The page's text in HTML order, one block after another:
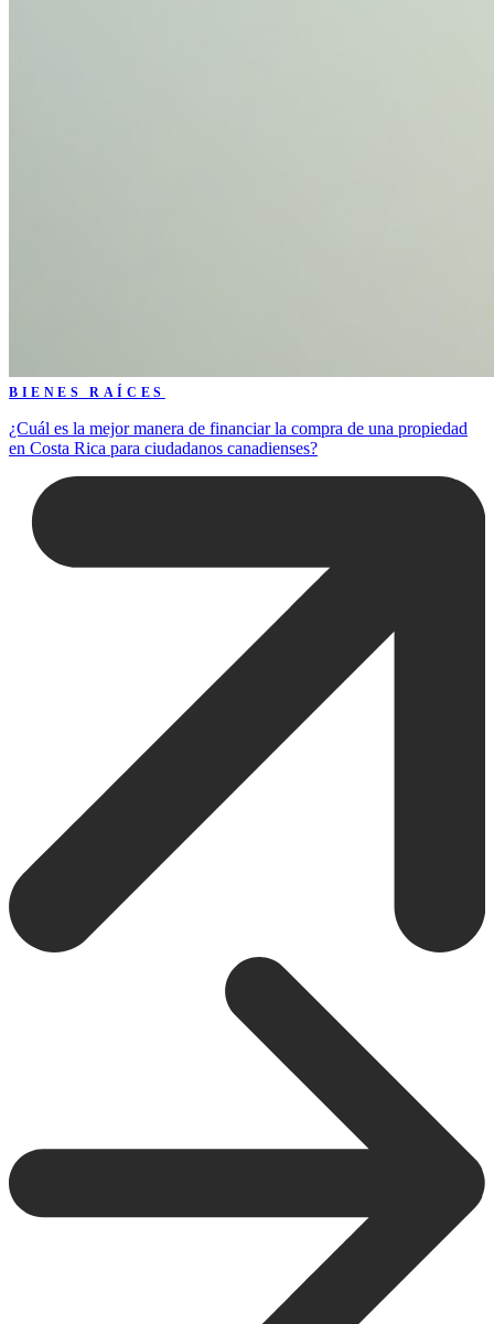
BIENES RAÍCES
¿Cuál es la mejor manera de financiar la compra de una propiedad
en Costa Rica para ciudadanos canadienses?